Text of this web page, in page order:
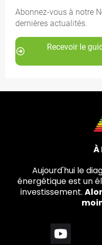
Abonnez-vous à notre
dernières actualités.
Recevoir le
À
Aujourd'hui le
énergétique est un
investissement.